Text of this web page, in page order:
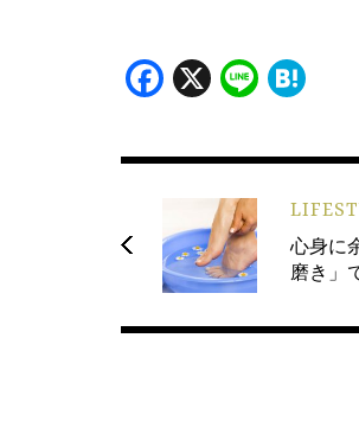
Facebook
X Line
心身に
磨き」